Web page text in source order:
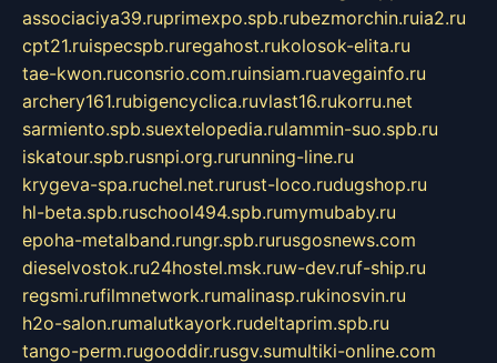
associaciya39.ruprimexpo.spb.rubezmorchin.ruia2.ru
cpt21.ruispecspb.ruregahost.rukolosok-elita.ru
tae-kwon.ruconsrio.com.ruinsiam.ruavegainfo.ru
archery161.rubigencyclica.ruvlast16.rukorru.net
sarmiento.spb.suextelopedia.rulammin-suo.spb.ru
iskatour.spb.rusnpi.org.rurunning-line.ru
krygeva-spa.ruchel.net.rurust-loco.rudugshop.ru
hl-beta.spb.ruschool494.spb.rumymubaby.ru
epoha-metalband.rungr.spb.rurusgosnews.com
dieselvostok.ru24hostel.msk.ruw-dev.ruf-ship.ru
regsmi.rufilmnetwork.rumalinasp.rukinosvin.ru
h2o-salon.rumalutkayork.rudeltaprim.spb.ru
tango-perm.rugooddir.rusgv.sumultiki-online.com